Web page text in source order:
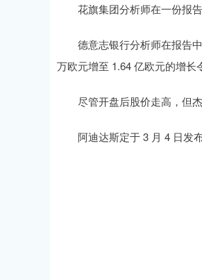
花旗集团分析师在一份报告
德意志银行分析师在报告中
万欧元增至 1.64 亿欧元的增长
尽管开盘后股价走高，但杰
阿迪达斯定于 3 月 4 日发布